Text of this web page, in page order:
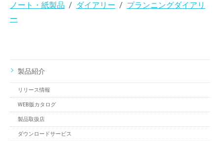
ノート・紙製品 ダイアリー
プランニングダイアリ
ー
製品紹介
リリース情報
WEB版カタログ
製品取扱店
ダウンロードサービス